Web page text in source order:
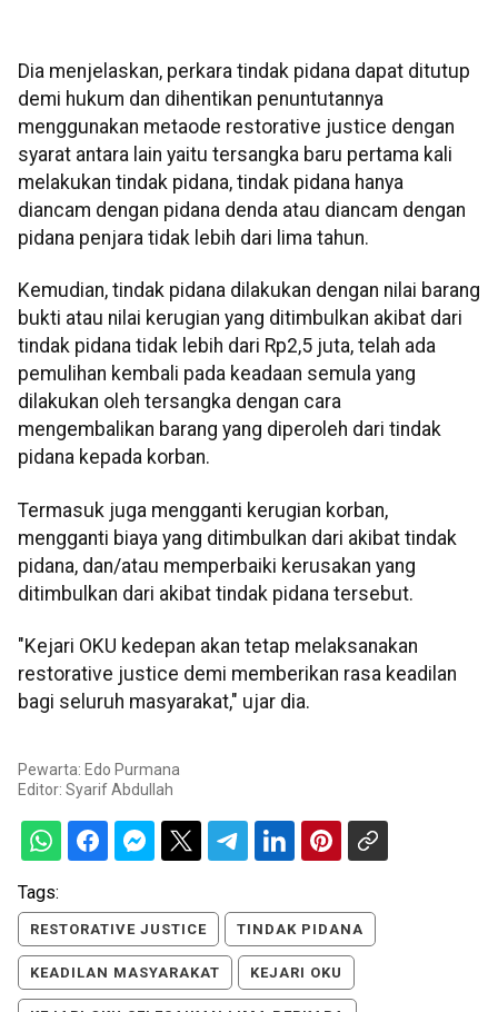
Dia menjelaskan, perkara tindak pidana dapat ditutup
demi hukum dan dihentikan penuntutannya
menggunakan metaode restorative justice dengan
syarat antara lain yaitu tersangka baru pertama kali
melakukan tindak pidana, tindak pidana hanya
diancam dengan pidana denda atau diancam dengan
pidana penjara tidak lebih dari lima tahun.
Kemudian, tindak pidana dilakukan dengan nilai barang
bukti atau nilai kerugian yang ditimbulkan akibat dari
tindak pidana tidak lebih dari Rp2,5 juta, telah ada
pemulihan kembali pada keadaan semula yang
dilakukan oleh tersangka dengan cara
mengembalikan barang yang diperoleh dari tindak
pidana kepada korban.
Termasuk juga mengganti kerugian korban,
mengganti biaya yang ditimbulkan dari akibat tindak
pidana, dan/atau memperbaiki kerusakan yang
ditimbulkan dari akibat tindak pidana tersebut.
"Kejari OKU kedepan akan tetap melaksanakan
restorative justice demi memberikan rasa keadilan
bagi seluruh masyarakat," ujar dia.
Pewarta: Edo Purmana
Editor: Syarif Abdullah
Tags:
RESTORATIVE JUSTICE TINDAK PIDANA
KEADILAN MASYARAKAT KEJARI OKU